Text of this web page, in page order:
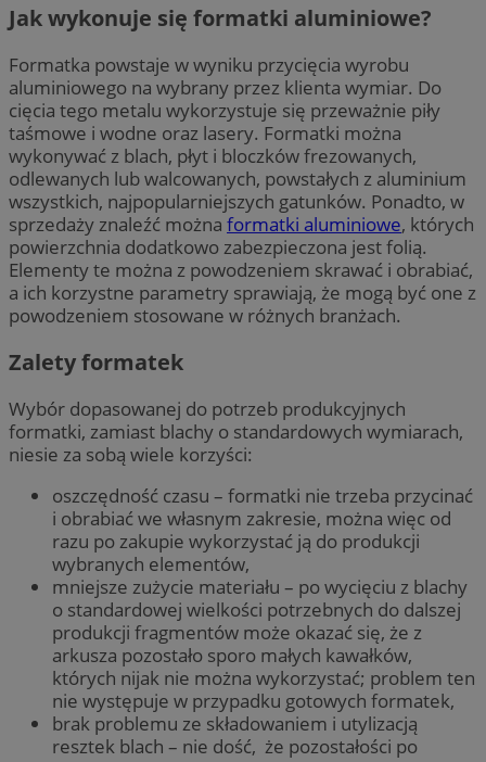
Jak wykonuje się formatki aluminiowe?
Formatka powstaje w wyniku przycięcia wyrobu
aluminiowego na wybrany przez klienta wymiar. Do
cięcia tego metalu wykorzystuje się przeważnie piły
taśmowe i wodne oraz lasery. Formatki można
wykonywać z blach, płyt i bloczków frezowanych,
odlewanych lub walcowanych, powstałych z aluminium
wszystkich, najpopularniejszych gatunków. Ponadto, w
sprzedaży znaleźć można formatki aluminiowe, których
powierzchnia dodatkowo zabezpieczona jest folią.
Elementy te można z powodzeniem skrawać i obrabiać,
a ich korzystne parametry sprawiają, że mogą być one z
powodzeniem stosowane w różnych branżach.
Zalety formatek
Wybór dopasowanej do potrzeb produkcyjnych
formatki, zamiast blachy o standardowych wymiarach,
niesie za sobą wiele korzyści:
oszczędność czasu – formatki nie trzeba przycinać
i obrabiać we własnym zakresie, można więc od
razu po zakupie wykorzystać ją do produkcji
wybranych elementów,
mniejsze zużycie materiału – po wycięciu z blachy
o standardowej wielkości potrzebnych do dalszej
produkcji fragmentów może okazać się, że z
arkusza pozostało sporo małych kawałków,
których nijak nie można wykorzystać; problem ten
nie występuje w przypadku gotowych formatek,
brak problemu ze składowaniem i utylizacją
resztek blach – nie dość, że pozostałości po